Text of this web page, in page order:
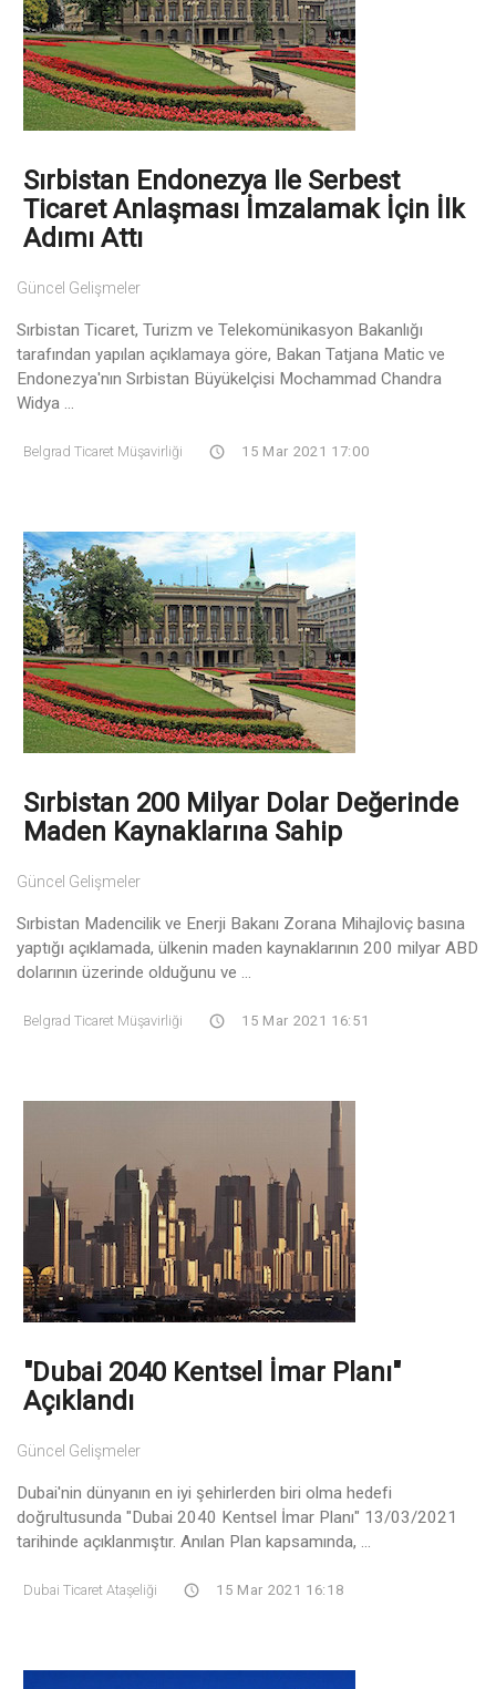
Sırbistan Endonezya Ile Serbest
Ticaret Anlaşması İmzalamak İçin İlk
Adımı Attı
Güncel Gelişmeler
Sırbistan Ticaret, Turizm ve Telekomünikasyon Bakanlığı
tarafından yapılan açıklamaya göre, Bakan Tatjana Matic ve
Endonezya'nın Sırbistan Büyükelçisi Mochammad Chandra
Widya ...
Belgrad Ticaret Müşavirliği 15 Mar 2021 17:00
Sırbistan 200 Milyar Dolar Değerinde
Maden Kaynaklarına Sahip
Güncel Gelişmeler
Sırbistan Madencilik ve Enerji Bakanı Zorana Mihajloviç basına
yaptığı açıklamada, ülkenin maden kaynaklarının 200 milyar ABD
dolarının üzerinde olduğunu ve ...
Belgrad Ticaret Müşavirliği 15 Mar 2021 16:51
"Dubai 2040 Kentsel İmar Planı"
Açıklandı
Güncel Gelişmeler
Dubai'nin dünyanın en iyi şehirlerden biri olma hedefi
doğrultusunda "Dubai 2040 Kentsel İmar Planı" 13/03/2021
tarihinde açıklanmıştır. Anılan Plan kapsamında, ...
Dubai Ticaret Ataşeliği 15 Mar 2021 16:18